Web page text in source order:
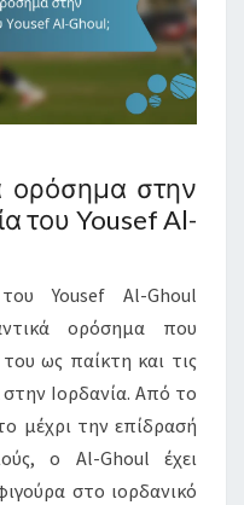
ορόσημα στην
του Yousef Al-
Yousef Al-Ghoul
ορόσημα που
ως παίκτη και τις
Ιορδανία. Από το
μέχρι την επίδρασή
ο Al-Ghoul έχει
στο ιορδανικό